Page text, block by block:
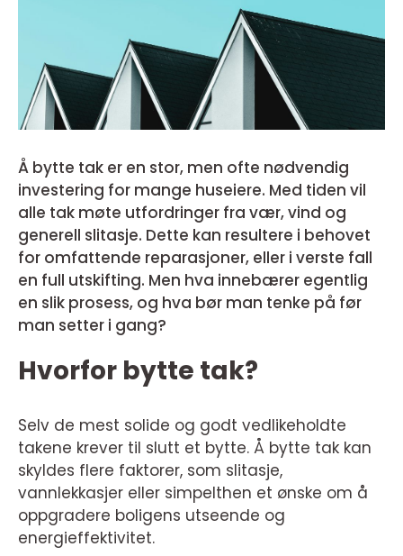
Å bytte tak er en stor, men ofte nødvendig
investering for mange huseiere. Med tiden vil
alle tak møte utfordringer fra vær, vind og
generell slitasje. Dette kan resultere i behovet
for omfattende reparasjoner, eller i verste fall
en full utskifting. Men hva innebærer egentlig
en slik prosess, og hva bør man tenke på før
man setter i gang?
Hvorfor bytte tak?
Selv de mest solide og godt vedlikeholdte
takene krever til slutt et bytte. Å bytte tak kan
skyldes flere faktorer, som slitasje,
vannlekkasjer eller simpelthen et ønske om å
oppgradere boligens utseende og
energieffektivitet.